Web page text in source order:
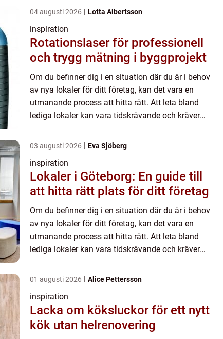
04 augusti 2026 Lotta Albertsson
inspiration
Rotationslaser för professionell
och trygg mätning i byggprojekt
Om du befinner dig i en situation där du är i behov
av nya lokaler för ditt företag, kan det vara en
utmanande process att hitta rätt. Att leta bland
lediga lokaler kan vara tidskrävande och kräver
03 augusti 2026 Eva Sjöberg
inspiration
Lokaler i Göteborg: En guide till
att hitta rätt plats för ditt företag
Om du befinner dig i en situation där du är i behov
av nya lokaler för ditt företag, kan det vara en
utmanande process att hitta rätt. Att leta bland
lediga lokaler kan vara tidskrävande och kräver
01 augusti 2026 Alice Pettersson
inspiration
Lacka om köksluckor för ett nytt
kök utan helrenovering